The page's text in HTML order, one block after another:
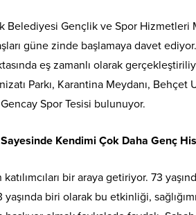
Belediyesi Gençlik ve Spor Hizmetleri
güne zinde başlamaya davet
eş zamanlı olarak
Parkı, Karantina Meydanı, Behçet
Spor Tesisi bulunuyor.
Sayesinde Kendimi Çok Daha Genç
bir araya getiriyor. 73
biri olarak bu etkinliği,